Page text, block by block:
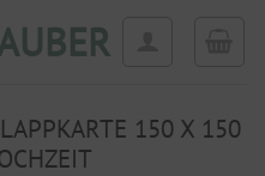
150 X 150